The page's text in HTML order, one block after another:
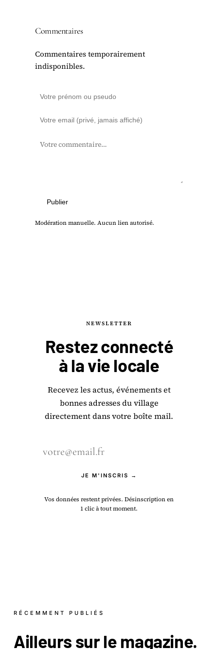
Commentaires
Commentaires temporairement
indisponibles.
Publier
Modération manuelle. Aucun lien autorisé.
NEWSLETTER
Restez connecté
à lavie locale
Recevez les actus, événements et
bonnes adresses du village
directement dans votre boîte mail.
JE M'INSCRIS →
Vos données restent privées. Désinscription en
1 clic à tout moment.
RÉCEMMENT PUBLIÉS
Ailleurs sur lemagazine.